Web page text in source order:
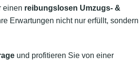
einen reibungslosen Umzugs- &
Erwartungen nicht nur erfüllt, sondern
und profitieren Sie von einer